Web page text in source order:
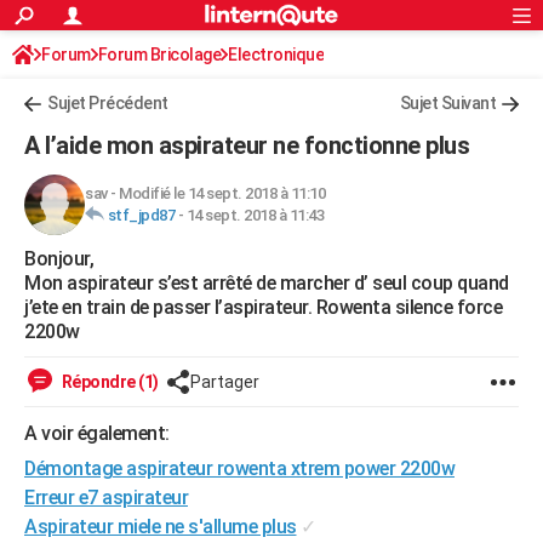
ACTUALITÉS
Politique
Société
Faits Divers
Education
Monde
Villes
+
FINANCE
Retraite
Impôts
Epargne
Immobilier
Risques naturels par ville
Banque
Assurance
Crédit
AUTO
Essais
Réserver un essai
Citadines
Berlines
SUV
Forum auto
+HIGH-TECH
Mobiles
Meilleur smartphone
Internet
Ordinateurs
Jeux vidéo
Guide high-tech
+BRICOLAGE
Forum
Aménagement intérieur
Extérieur
Cuisine
Salle de bains
Jardinage
Rangement
WEEK-END
LIFESTYLE
Art de vivre
Bien-être
Loisirs
Mode
Modes de vie
SANTE
Alimentation
Guide de la santé
Maladies
Médicaments
Sommeil
VOYAGE
S'inscrire
Connexion
Forum Forum Bricolage Electronique
Sujet Précédent Sujet Suivant
A l’aide mon aspirateur ne fonctionne plus
sav- Modifié le 14 sept. 2018 à 11:10
stf_jpd87- 14 sept. 2018 à 11:43
Bonjour,
Mon aspirateur s’est arrêté de marcher d’ seul coup quand
j’ete en train de passer l’aspirateur. Rowenta silence force
2200w
Répondre (1) Partager
A voir également:
Démontage aspirateur rowenta xtrem power 2200w
Erreur e7 aspirateur
Aspirateur miele ne s'allume plus ✓